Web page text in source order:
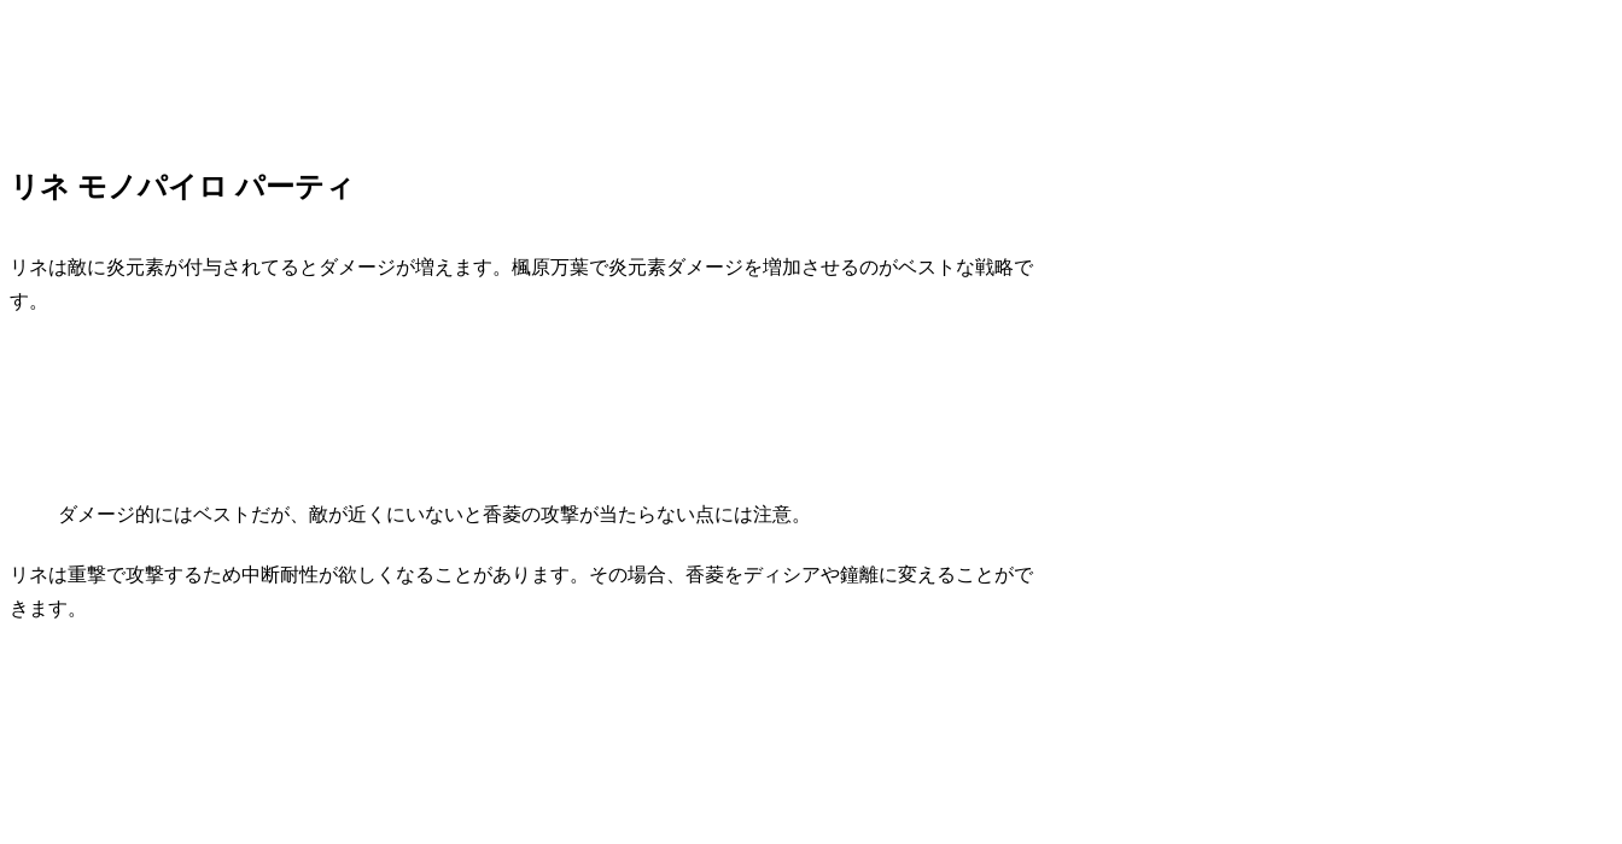
リネ モノパイロ パーティ
リネは敵に炎元素が付与されてるとダメージが増えます。楓原万葉で炎元素ダメージを増加させるのがベストな戦略で
す。
ダメージ的にはベストだが、敵が近くにいないと香菱の攻撃が当たらない点には注意。
リネは重撃で攻撃するため中断耐性が欲しくなることがあります。その場合、香菱をディシアや鐘離に変えることがで
きます。